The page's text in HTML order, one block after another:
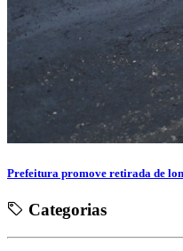
Prefeitura promove retirada de
Categorias